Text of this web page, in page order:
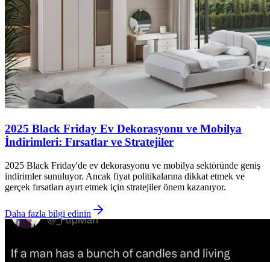
2025 Black Friday Ev Dekorasyonu ve Mobilya
İndirimleri: Fırsatlar ve Stratejiler
2025 Black Friday'de ev dekorasyonu ve mobilya sektöründe geniş
indirimler sunuluyor. Ancak fiyat politikalarına dikkat etmek ve
gerçek fırsatları ayırt etmek için stratejiler önem kazanıyor.
Daha fazla bilgi edinin